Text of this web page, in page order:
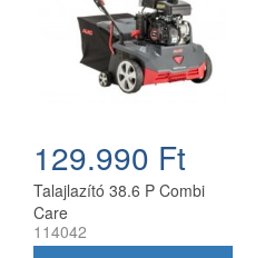
129.990 Ft
Talajlazító 38.6 P Combi
Care
114042